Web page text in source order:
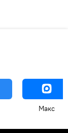
Макс